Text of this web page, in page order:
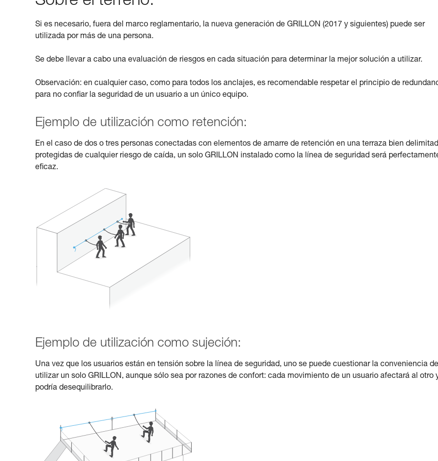
Si es necesario, fuera del marco reglamentario, la nueva generación de GRILLON (2017 y siguientes) puede ser
utilizada por más de una persona.
Se debe llevar a cabo una evaluación de riesgos en cada situación para determinar la mejor solución a utilizar.
Observación: en cualquier caso, como para todos los anclajes, es recomendable respetar el principio de
para no confiar la seguridad de un usuario a un único equipo.
Ejemplo de utilización como retención:
En el caso de dos o tres personas conectadas con elementos de amarre de retención en una terraza bien
protegidas de cualquier riesgo de caída, un solo GRILLON instalado como la línea de seguridad será
eficaz.
Ejemplo de utilización como sujeción:
Una vez que los usuarios están en tensión sobre la línea de seguridad, uno se puede cuestionar la conveniencia de
utilizar un solo GRILLON, aunque sólo sea por razones de confort: cada movimiento de un usuario afectará al otro
podría desequilibrarlo.